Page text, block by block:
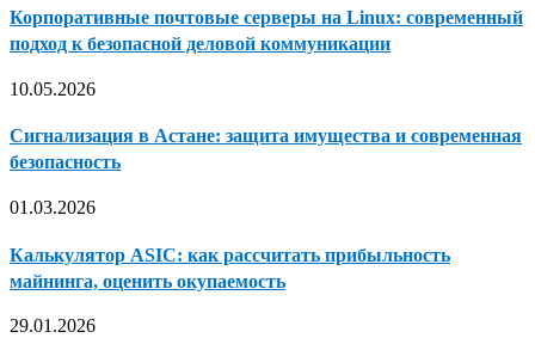
Корпоративные почтовые серверы на Linux: современный
подход к безопасной деловой коммуникации
10.05.2026
Сигнализация в Астане: защита имущества и современная
безопасность
01.03.2026
Калькулятор ASIC: как рассчитать прибыльность
майнинга, оценить окупаемость
29.01.2026